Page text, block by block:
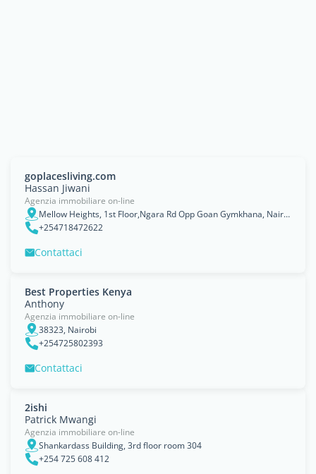
goplacesliving.com
Hassan Jiwani
Agenzia immobiliare on-line
Mellow Heights, 1st Floor,Ngara Rd Opp Goan Gymkhana, Nairobi
+254718472622
Contattaci
Best Properties Kenya
Anthony
Agenzia immobiliare on-line
38323, Nairobi
+254725802393
Contattaci
2ishi
Patrick Mwangi
Agenzia immobiliare on-line
Shankardass Building, 3rd floor room 304
+254 725 608 412